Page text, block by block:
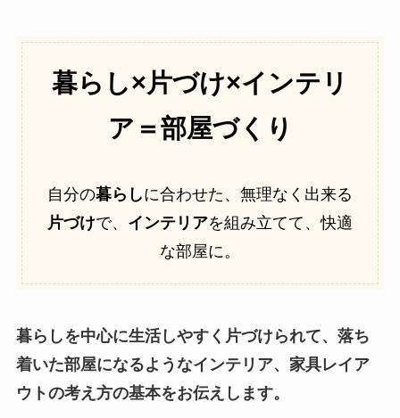
暮らし×片づけ×インテリ
ア＝部屋づくり
自分の暮らしに合わせた、無理なく出来る
片づけで、 インテリアを組み立てて、快適
な部屋に。
暮らしを中心に生活しやすく片づけられて、落ち
着いた部屋になるようなインテリア、家具レイア
ウトの考え方の基本をお伝えします。